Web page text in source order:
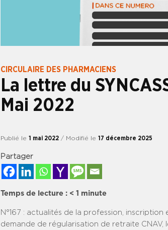
CIRCULAIRE DES PHARMACIENS
La lettre du
Mai 2022
Publié le 1 mai 2022 / Modifié le 17 décembre 2025
Partager
Temps de lecture : < 1 minute
N°167 : actualités de la profession,
demande de régularisation de retraite